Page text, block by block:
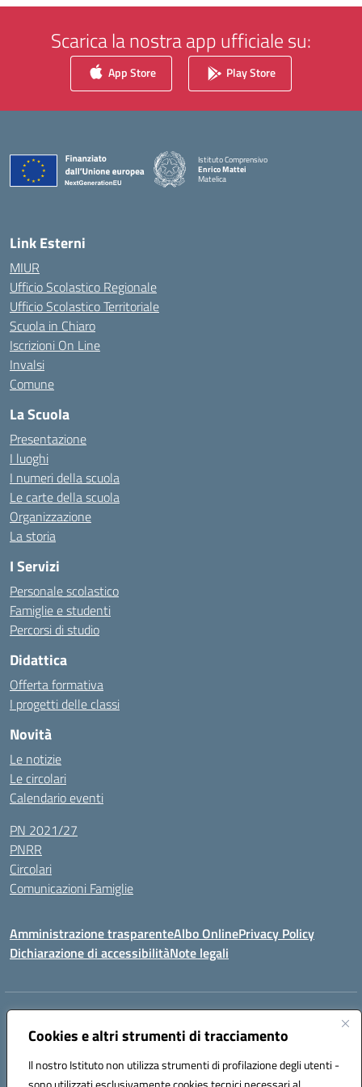
Cookies e altri strumenti di tracciamento
Il nostro Istituto non utilizza strumenti di profilazione degli utenti -
Scarica la nostra app ufficiale su:
App Store Play Store
Istituto Comprensivo
Enrico Mattei
Matelica
Link Esterni
MIUR
Ufficio Scolastico Regionale
Ufficio Scolastico Territoriale
Scuola in Chiaro
Iscrizioni On Line
Invalsi
Comune
La Scuola
Presentazione
I luoghi
I numeri della scuola
Le carte della scuola
Organizzazione
La storia
I Servizi
Personale scolastico
Famiglie e studenti
Percorsi di studio
Didattica
Offerta formativa
I progetti delle classi
Novità
Le notizie
Le circolari
Calendario eventi
PN 2021/27
PNRR
Circolari
Comunicazioni Famiglie
Amministrazione trasparenteAlbo OnlinePrivacy Policy
Dichiarazione di accessibilitàNote legali
Indirizzo:
Centralino:(+39) 0737787634 Email:mcic80700n@istruzione.it
Codice fiscale: 92010940432